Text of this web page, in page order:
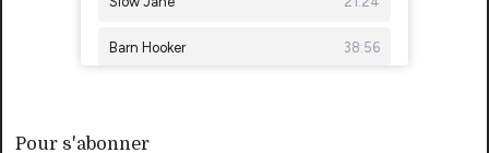
Pour s'abonner